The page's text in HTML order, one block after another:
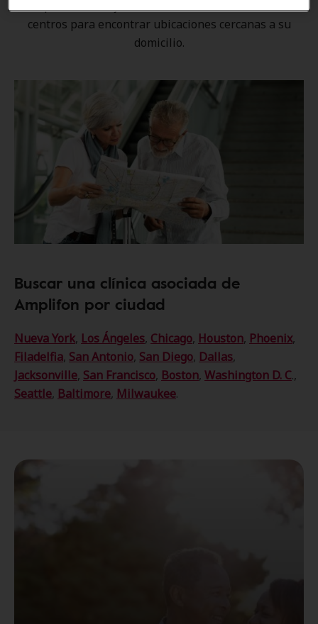
centros para encontrar ubicaciones cercanas a su
domicilio.
Buscar una clínica asociada de
Amplifon por ciudad
Nueva York, Los Ángeles, Chicago, Houston, Phoenix,
Filadelfia, San Antonio, San Diego, Dallas,
Jacksonville, San Francisco, Boston, Washington D. C.,
Seattle, Baltimore, Milwaukee.